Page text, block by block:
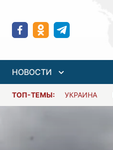
НОВОСТИ
ТОП-ТЕМЫ: УКРАИНА